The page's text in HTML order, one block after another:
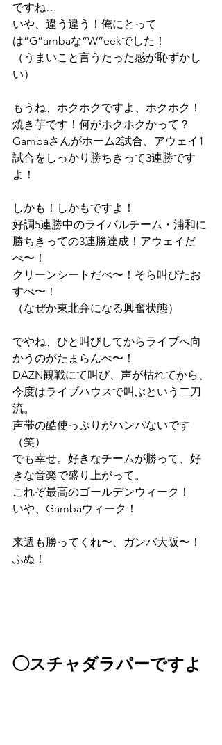
ですね…
いや、違う違う！俺にとって
は”G”ambaな”W”eekでした！
（うまいこと言うたった感が恥ずかし
い）
もうね、ホクホクですよ、ホクホク！
焼き芋です！何がホクホクかって？
Gambaさんがホーム2試合、アウェイ1
試合をしっかり勝ちきって3連勝です
よ！
しかも！しかもですよ！
好調5連勝中のライバルチーム・浦和に
勝ちきっての3連勝達成！アウェイだ
べ〜！
クリーンシートだべ〜！そら叫びたお
すべ〜！
（なぜか東北弁になる興奮状態）
でやね、ひと叫びしてからライブへ向
かうのがたまらんべ〜！
DAZN観戦にて叫び、声が枯れてから、
今度はライブハウスで叫ぶという二刀
流。
声帯の酷使っぷりがハンパないです
（笑）
でも幸せ。好きなチームが勝って、好
きな音楽で盛り上がって。
これぞ最高のゴールデンウィーク！
いや、Gambaウィーク！
来週も勝ってくれ〜、ガンバ大阪〜！
ふぬ！
◯スチャダラパーですよ